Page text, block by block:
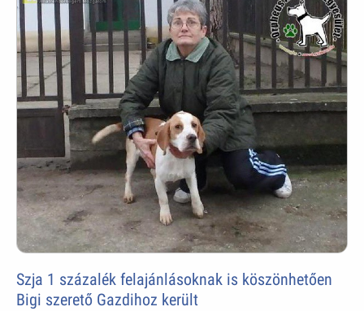
Szja 1 százalék felajánlásoknak is köszönhetően
Bigi szerető Gazdihoz került